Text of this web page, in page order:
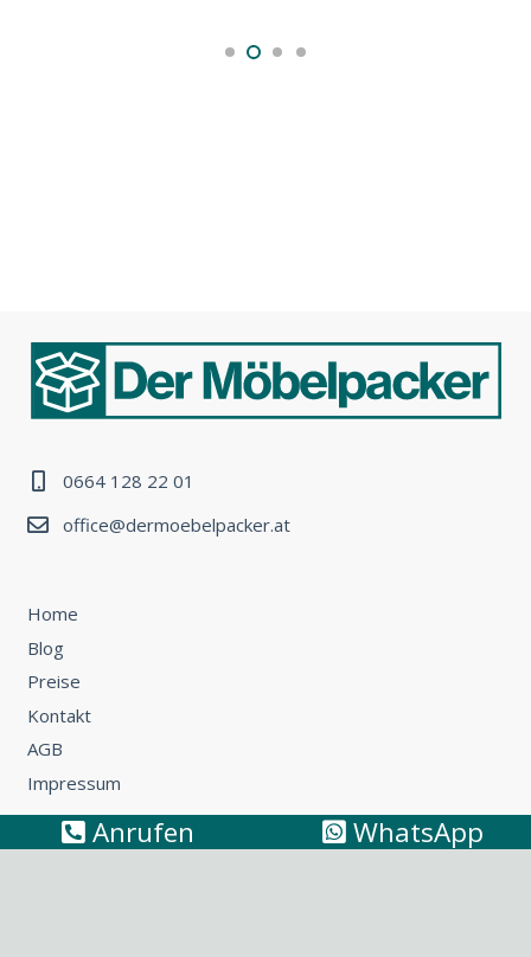
0664 128 22 01
office@dermoebelpacker.at
Home
Blog
Preise
Kontakt
AGB
Impressum
Umzug Wien – Österreich: So können Sie günstig umziehen
Anrufen WhatsApp